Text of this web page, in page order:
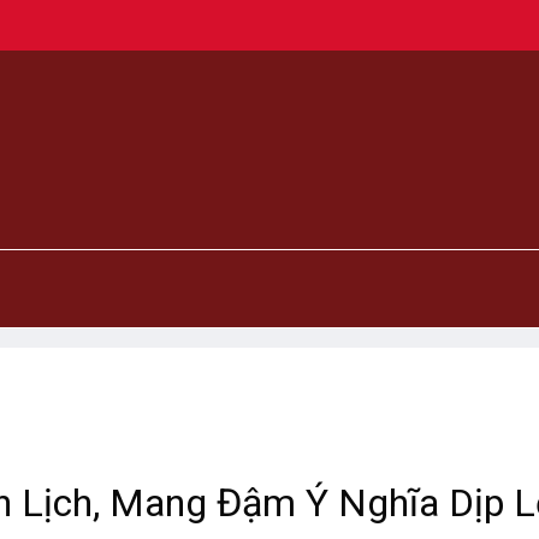
Lịch, Mang Đậm Ý Nghĩa Dịp